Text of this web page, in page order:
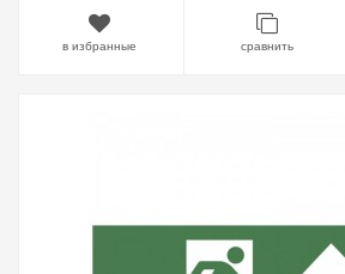
в избранные сравнить